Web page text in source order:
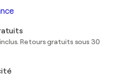
Retours gratuits sous 30